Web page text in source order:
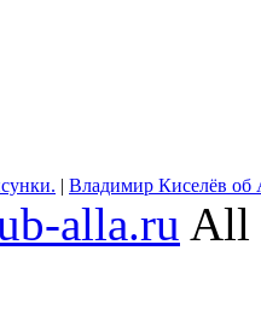
| Владимир Киселёв об
alla.ru All